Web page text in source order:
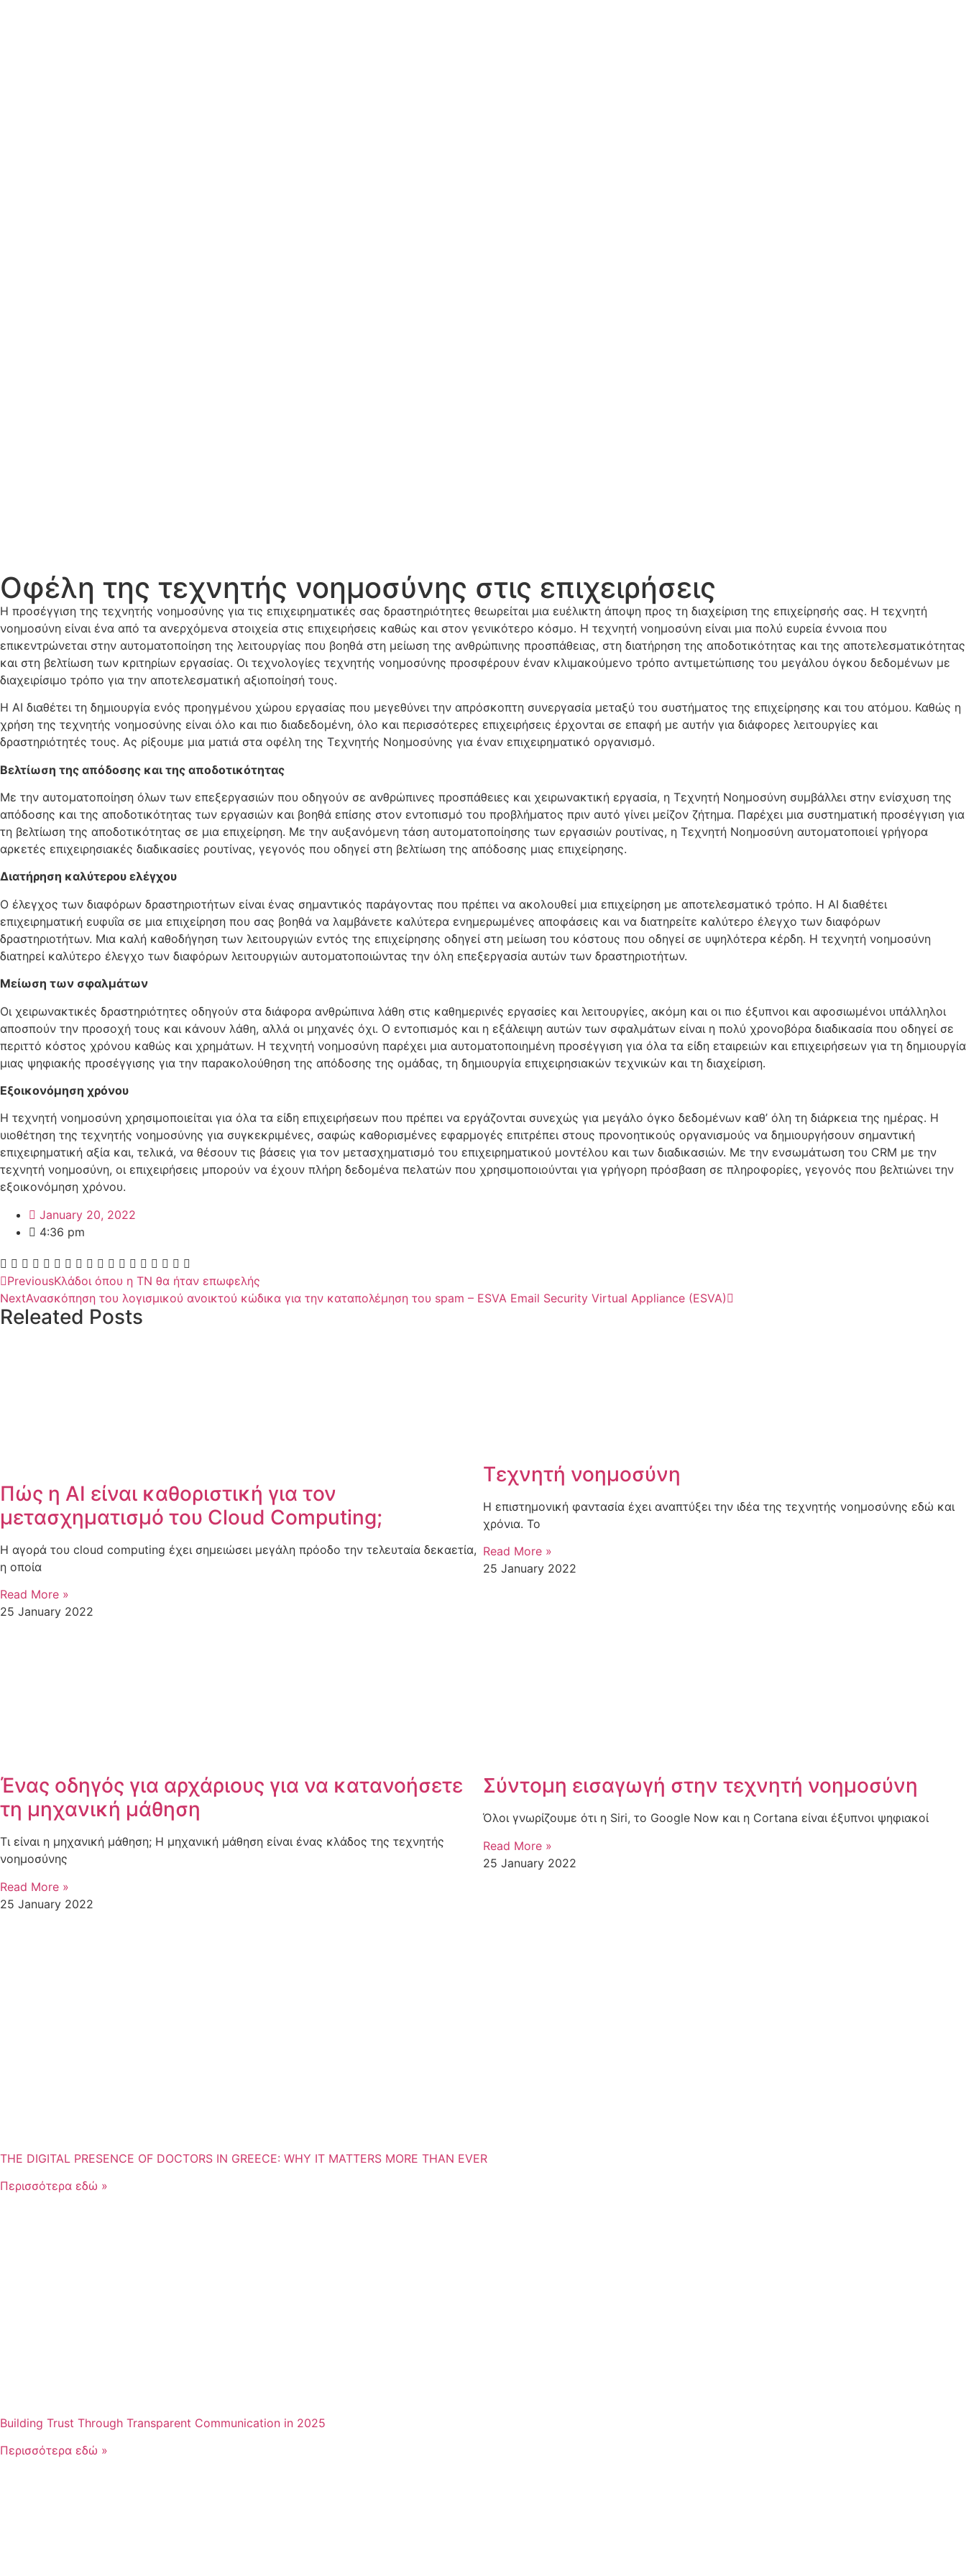
Οφέλη της τεχνητής νοημοσύνης στις επιχειρήσεις
Η προσέγγιση της τεχνητής νοημοσύνης για τις επιχειρηματικές σας δραστηριότητες θεωρείται μια ευέλικτη άποψη προς τη διαχείριση της επιχείρησής σας. Η τεχνητή
νοημοσύνη είναι ένα από τα ανερχόμενα στοιχεία στις επιχειρήσεις καθώς και στον γενικότερο κόσμο. Η τεχνητή νοημοσύνη είναι μια πολύ ευρεία έννοια που
επικεντρώνεται στην αυτοματοποίηση της λειτουργίας που βοηθά στη μείωση της ανθρώπινης προσπάθειας, στη διατήρηση της αποδοτικότητας και της αποτελεσματικότητας
και στη βελτίωση των κριτηρίων εργασίας. Οι τεχνολογίες τεχνητής νοημοσύνης προσφέρουν έναν κλιμακούμενο τρόπο αντιμετώπισης του μεγάλου όγκου δεδομένων με
διαχειρίσιμο τρόπο για την αποτελεσματική αξιοποίησή τους.
Η AI διαθέτει τη δημιουργία ενός προηγμένου χώρου εργασίας που μεγεθύνει την απρόσκοπτη συνεργασία μεταξύ του συστήματος της επιχείρησης και του ατόμου. Καθώς η
χρήση της τεχνητής νοημοσύνης είναι όλο και πιο διαδεδομένη, όλο και περισσότερες επιχειρήσεις έρχονται σε επαφή με αυτήν για διάφορες λειτουργίες και
δραστηριότητές τους. Ας ρίξουμε μια ματιά στα οφέλη της Τεχνητής Νοημοσύνης για έναν επιχειρηματικό οργανισμό.
Βελτίωση της απόδοσης και της αποδοτικότητας
Με την αυτοματοποίηση όλων των επεξεργασιών που οδηγούν σε ανθρώπινες προσπάθειες και χειρωνακτική εργασία, η Τεχνητή Νοημοσύνη συμβάλλει στην ενίσχυση της
απόδοσης και της αποδοτικότητας των εργασιών και βοηθά επίσης στον εντοπισμό του προβλήματος πριν αυτό γίνει μείζον ζήτημα. Παρέχει μια συστηματική προσέγγιση για
τη βελτίωση της αποδοτικότητας σε μια επιχείρηση. Με την αυξανόμενη τάση αυτοματοποίησης των εργασιών ρουτίνας, η Τεχνητή Νοημοσύνη αυτοματοποιεί γρήγορα
αρκετές επιχειρησιακές διαδικασίες ρουτίνας, γεγονός που οδηγεί στη βελτίωση της απόδοσης μιας επιχείρησης.
Διατήρηση καλύτερου ελέγχου
Ο έλεγχος των διαφόρων δραστηριοτήτων είναι ένας σημαντικός παράγοντας που πρέπει να ακολουθεί μια επιχείρηση με αποτελεσματικό τρόπο. Η AI διαθέτει
επιχειρηματική ευφυΐα σε μια επιχείρηση που σας βοηθά να λαμβάνετε καλύτερα ενημερωμένες αποφάσεις και να διατηρείτε καλύτερο έλεγχο των διαφόρων
δραστηριοτήτων. Μια καλή καθοδήγηση των λειτουργιών εντός της επιχείρησης οδηγεί στη μείωση του κόστους που οδηγεί σε υψηλότερα κέρδη. Η τεχνητή νοημοσύνη
διατηρεί καλύτερο έλεγχο των διαφόρων λειτουργιών αυτοματοποιώντας την όλη επεξεργασία αυτών των δραστηριοτήτων.
Μείωση των σφαλμάτων
Οι χειρωνακτικές δραστηριότητες οδηγούν στα διάφορα ανθρώπινα λάθη στις καθημερινές εργασίες και λειτουργίες, ακόμη και οι πιο έξυπνοι και αφοσιωμένοι υπάλληλοι
αποσπούν την προσοχή τους και κάνουν λάθη, αλλά οι μηχανές όχι. Ο εντοπισμός και η εξάλειψη αυτών των σφαλμάτων είναι η πολύ χρονοβόρα διαδικασία που οδηγεί σε
περιττό κόστος χρόνου καθώς και χρημάτων. Η τεχνητή νοημοσύνη παρέχει μια αυτοματοποιημένη προσέγγιση για όλα τα είδη εταιρειών και επιχειρήσεων για τη δημιουργία
μιας ψηφιακής προσέγγισης για την παρακολούθηση της απόδοσης της ομάδας, τη δημιουργία επιχειρησιακών τεχνικών και τη διαχείριση.
Εξοικονόμηση χρόνου
Η τεχνητή νοημοσύνη χρησιμοποιείται για όλα τα είδη επιχειρήσεων που πρέπει να εργάζονται συνεχώς για μεγάλο όγκο δεδομένων καθ’ όλη τη διάρκεια της ημέρας. Η
υιοθέτηση της τεχνητής νοημοσύνης για συγκεκριμένες, σαφώς καθορισμένες εφαρμογές επιτρέπει στους προνοητικούς οργανισμούς να δημιουργήσουν σημαντική
επιχειρηματική αξία και, τελικά, να θέσουν τις βάσεις για τον μετασχηματισμό του επιχειρηματικού μοντέλου και των διαδικασιών. Με την ενσωμάτωση του CRM με την
τεχνητή νοημοσύνη, οι επιχειρήσεις μπορούν να έχουν πλήρη δεδομένα πελατών που χρησιμοποιούνται για γρήγορη πρόσβαση σε πληροφορίες, γεγονός που βελτιώνει την
εξοικονόμηση χρόνου.
January 20, 2022
4:36 pm
PreviousΚλάδοι όπου η ΤΝ θα ήταν επωφελής
NextΑνασκόπηση του λογισμικού ανοικτού κώδικα για την καταπολέμηση του spam – ESVA Email Security Virtual Appliance (ESVA)
Releated Posts
Πώς η AI είναι καθοριστική για τον
μετασχηματισμό του Cloud Computing;
Η αγορά του cloud computing έχει σημειώσει μεγάλη πρόοδο την τελευταία δεκαετία,
η οποία
Read More »
25 January 2022
Τεχνητή νοημοσύνη
Η επιστημονική φαντασία έχει αναπτύξει την ιδέα της τεχνητής νοημοσύνης εδώ και
χρόνια. Το
Read More »
25 January 2022
Ένας οδηγός για αρχάριους για να κατανοήσετε
τη μηχανική μάθηση
Τι είναι η μηχανική μάθηση; Η μηχανική μάθηση είναι ένας κλάδος της τεχνητής
νοημοσύνης
Read More »
25 January 2022
Σύντομη εισαγωγή στην τεχνητή νοημοσύνη
Όλοι γνωρίζουμε ότι η Siri, το Google Now και η Cortana είναι έξυπνοι ψηφιακοί
Read More »
25 January 2022
THE DIGITAL PRESENCE OF DOCTORS IN GREECE: WHY IT MATTERS MORE THAN EVER
Περισσότερα εδώ »
Building Trust Through Transparent Communication in 2025
Περισσότερα εδώ »